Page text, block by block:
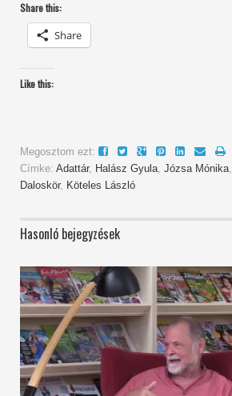
Share this:
Share
Like this:
Megosztom ezt:
Címke: Adattár, Halász Gyula, Józsa Mónika,
Daloskör, Köteles László
Hasonló bejegyzések